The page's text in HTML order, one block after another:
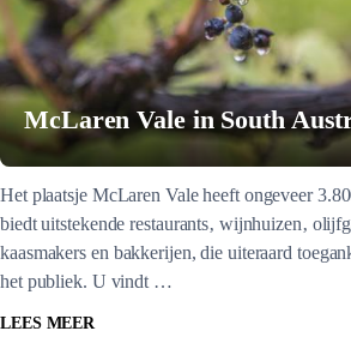
McLaren Vale in South
Het plaatsje McLaren Vale heeft ongeveer
biedt uitstekende restaurants‚ wijnhuizen‚
kaasmakers en bakkerijen, die uiteraard
het publiek. U vindt …
LEES MEER